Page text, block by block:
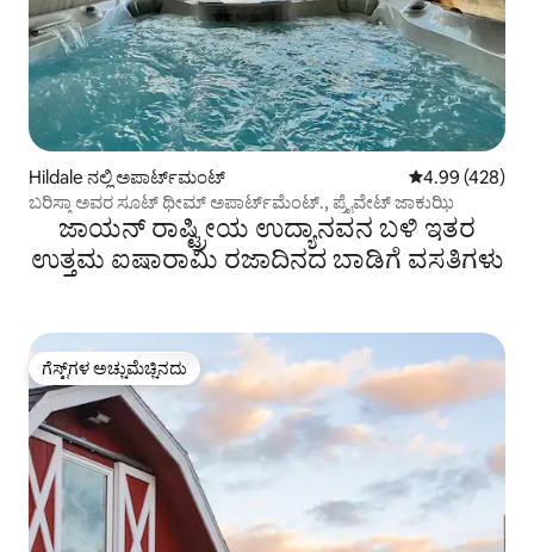
Hildale ನಲ್ಲಿ ಅಪಾರ್ಟ್‌ಮಂಟ್ 5 ರಲ್ಲಿ 4.99
4.99 (428)
ಬರಿಸ್ತಾ ಅವರ ಸೂಟ್ ಥೀಮ್ ಅಪಾರ್ಟ್‌ಮೆಂಟ್., ಪ್ರೈವೇಟ್ ಜಾಕುಝಿ
ಜಾಯನ್ ರಾಷ್ಟ್ರೀಯ ಉದ್ಯಾನವನ ಬಳಿ ಇತರ
ಉತ್ತಮ ಐಷಾರಾಮಿ ರಜಾದಿನದ ಬಾಡಿಗೆ ವಸತಿಗಳು
ಗೆಸ್ಟ್‌ಗಳ ಅಚ್ಚುಮೆಚ್ಚಿನದು
ಗೆಸ್ಟ್‌ಗಳ ಅಚ್ಚುಮೆಚ್ಚಿನದು